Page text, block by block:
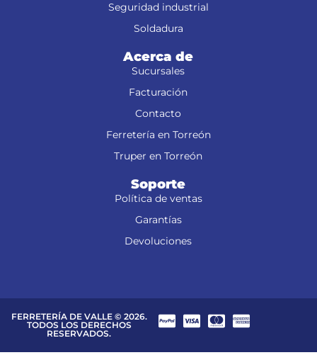
Seguridad industrial
Soldadura
Acerca de
Sucursales
Facturación
Contacto
Ferretería en Torreón
Truper en Torreón
Soporte
Política de ventas
Garantías
Devoluciones
FERRETERÍA DE VALLE © 2026.
TODOS LOS DERECHOS
RESERVADOS.